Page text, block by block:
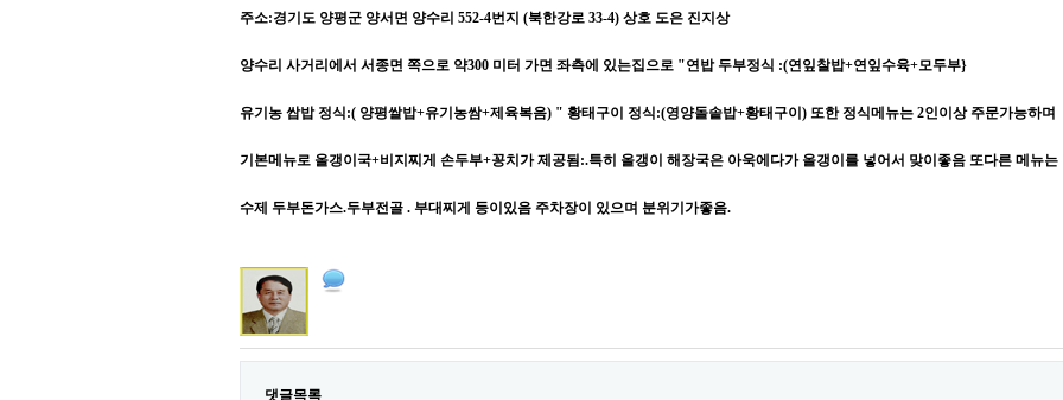
​주소:경기도 양평군 양서면 양수리 552-4번지 (북한강로 33-4) 상호 도은 진지상
양수리 사거리에서 서종면 쪽으로 약300 미터 가면 좌측에 있는집으로 "연밥 두부정식 :(연잎찰밥+연잎수육+모두부}
유기농 쌉밥 정식:( 양평쌀밥+유기농쌈+제육복음) " 황태구이 정식:(영양돌솥밥+황태구이) 또한 정식메뉴는 2인이상 주문가능하며
기본메뉴로 올갱이국+비지찌게 손두부+꽁치가 제공됨:.특히 올갱이 해장국은 아욱에다가 올갱이를 넣어서 맞이좋음 또다른 메뉴는
수제 두부돈가스.두부전골 . 부대찌게 등이있음 주차장이 있으며 분위기가좋음.
댓글목록